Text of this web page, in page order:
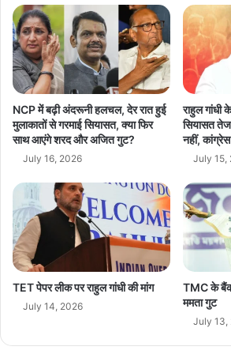
चौथे विधायक के इस्तीफे से बढ़ी हलचल-
राजनीतिक
AIADMK विधायक एसाक्की सुबाया ने भी विधानसभा
सौंप दिया। दो दिनों में चार विधायकों के इस्तीफे ने
अब सबकी नजर विधानसभा अध्यक्ष के फैसले पर टिकी
मंजूर करते हैं या पहले दल-बदल कानून के तहत
में यह मुद्दा तमिलनाडु की राजनीति में और बड़ा विवाद
AIADMK Anti
breaking news Edappadi
hindi news
latest news political news
Tamil Nadu Assembly
कि
या
श्र
म
दा
न
में
NCP में बढ़ी अंदरूनी हलचल, देर रात हुई
मुलाकातों से गरमाई सियासत, क्या फिर
साथ आएंगे शरद और अजित गुट?
July 16, 2026
राहुल गांधी
सियासत
नहीं, कांग्रेस
July 15,
TET पेपर लीक पर राहुल गांधी की मांग
July 14, 2026
TMC के बैंक
ममता गुट
July 13,